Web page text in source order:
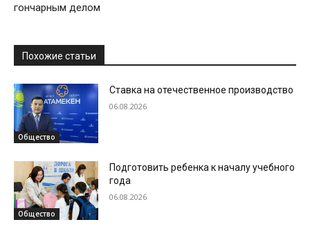
гончарным делом
Похожие статьи
Общество
Ставка на отечественное производство
06.08.2026
Общество
Подготовить ребенка к началу учебного
года
06.08.2026